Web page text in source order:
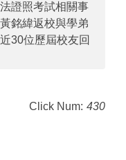
證照考試相關事
銘緯返校與學弟
30位歷屆校友回
Click Num: 430